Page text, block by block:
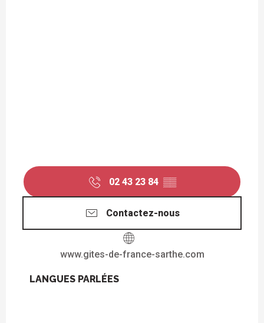
02 43 23 84 ▒▒
Contactez-nous
www.gites-de-france-sarthe.com
LANGUES PARLÉES
LANGUES PARLÉES